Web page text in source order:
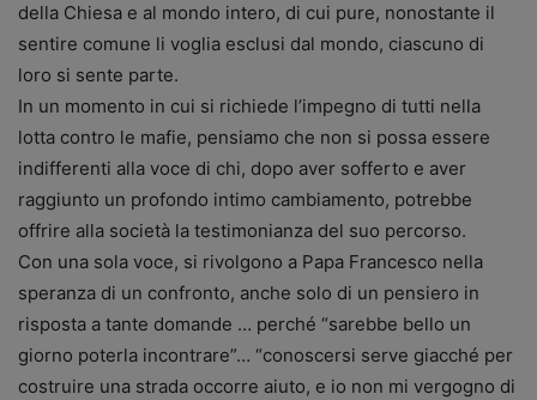
della Chiesa e al mondo intero, di cui pure, nonostante il
sentire comune li voglia esclusi dal mondo, ciascuno di
loro si sente parte.
In un momento in cui si richiede l’impegno di tutti nella
lotta contro le mafie, pensiamo che non si possa essere
indifferenti alla voce di chi, dopo aver sofferto e aver
raggiunto un profondo intimo cambiamento, potrebbe
offrire alla società la testimonianza del suo percorso.
Con una sola voce, si rivolgono a Papa Francesco nella
speranza di un confronto, anche solo di un pensiero in
risposta a tante domande … perché “sarebbe bello un
giorno poterla incontrare”… “conoscersi serve giacché per
costruire una strada occorre aiuto, e io non mi vergogno di